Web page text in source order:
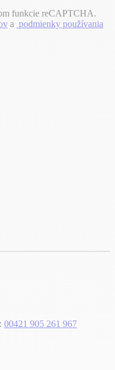
funkcie reCAPTCHA.
a podmienky používania
00421 905 261 967